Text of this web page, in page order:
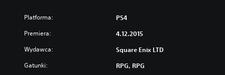
Platforma: PS4
Premiera: 4.12.2015
Wydawca: Square Enix LTD
Gatunki: RPG, RPG